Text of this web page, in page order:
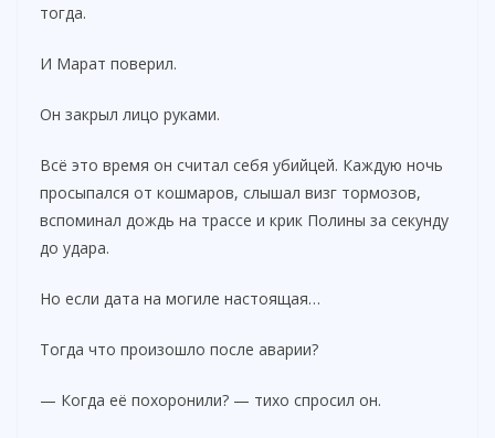
тогда.
И Марат поверил.
Он закрыл лицо руками.
Всё это время он считал себя убийцей. Каждую ночь
просыпался от кошмаров, слышал визг тормозов,
вспоминал дождь на трассе и крик Полины за секунду
до удара.
Но если дата на могиле настоящая…
Тогда что произошло после аварии?
— Когда её похоронили? — тихо спросил он.